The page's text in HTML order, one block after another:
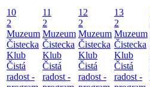
10
2
Muzeum
Čistecka
Klub
Čistá
radost -
11
2
Muzeum
Čistecka
Klub
Čistá
radost -
12
2
Muzeum
Čistecka
Klub
Čistá
radost -
13
2
Muzeum
Čistecka
Klub
Čistá
radost -